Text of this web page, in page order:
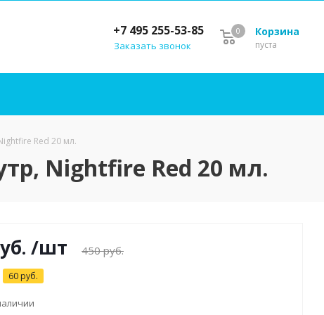
Корзина
пуста
0
+7 495 255-53-85
Заказать звонок
Red 20 мл.
Nightfire Red 20 мл.
/шт 450руб.
60 руб.